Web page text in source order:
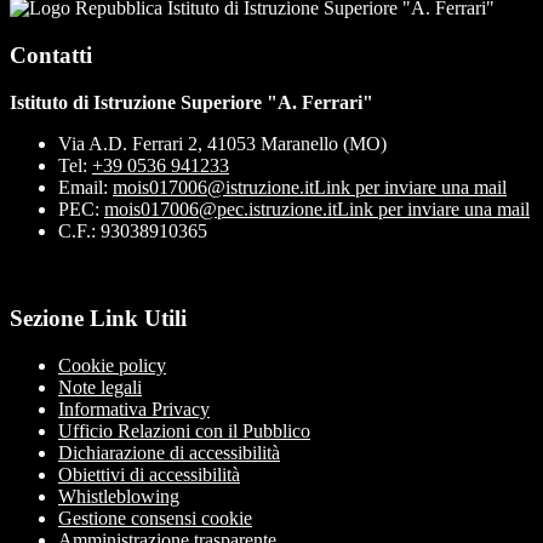
Istituto di Istruzione Superiore "A. Ferrari"
Contatti
Istituto di Istruzione Superiore "A. Ferrari"
Via A.D. Ferrari 2, 41053 Maranello (MO)
Tel: +39 0536 941233
Email: mois017006@istruzione.itLink per inviare una mail
PEC: mois017006@pec.istruzione.itLink per inviare una mail
C.F.: 93038910365
Sezione Link Utili
Cookie policy
Note legali
Informativa Privacy
Ufficio Relazioni con il Pubblico
Dichiarazione di accessibilità
Obiettivi di accessibilità
Whistleblowing
Gestione consensi cookie